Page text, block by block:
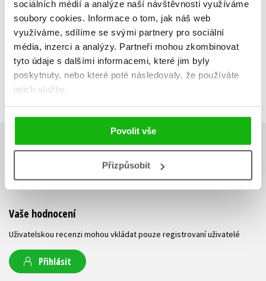
sociálních médií a analýze naší návštěvnosti využíváme
soubory cookies. Informace o tom, jak náš web
využíváme, sdílíme se svými partnery pro sociální
média, inzerci a analýzy. Partneři mohou zkombinovat
tyto údaje s dalšími informacemi, které jim byly
poskytnuty, nebo které poté následovaly, že používáte
jejich služby.
Povolit vše
Přizpůsobit
269 Kč
215 Kč 269 Kč
215 Kč
HODNOCENÍ ČTENÁŘŮ
V současné době nejsou vytvořena žádná uživatelská hodnocení.
Vaše hodnocení
Uživatelskou recenzi mohou vkládat pouze registrovaní uživatelé
Přihlásit